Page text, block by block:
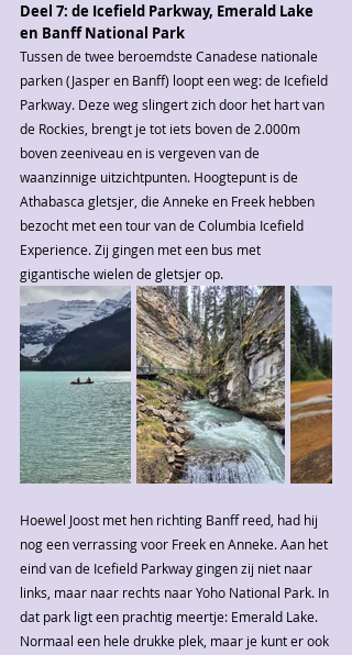
Deel 7: de Icefield Parkway, Emerald Lake
en Banff National Park
Tussen de twee beroemdste Canadese nationale
parken (Jasper en Banff) loopt een weg: de Icefield
Parkway. Deze weg slingert zich door het hart van
de Rockies, brengt je tot iets boven de 2.000m
boven zeeniveau en is vergeven van de
waanzinnige uitzichtpunten. Hoogtepunt is de
Athabasca gletsjer, die Anneke en Freek hebben
bezocht met een tour van de Columbia Icefield
Experience. Zij gingen met een bus met
gigantische wielen de gletsjer op.
Hoewel Joost met hen richting Banff reed, had hij
nog een verrassing voor Freek en Anneke. Aan het
eind van de Icefield Parkway gingen zij niet naar
links, maar naar rechts naar Yoho National Park. In
dat park ligt een prachtig meertje: Emerald Lake.
Normaal een hele drukke plek, maar je kunt er ook